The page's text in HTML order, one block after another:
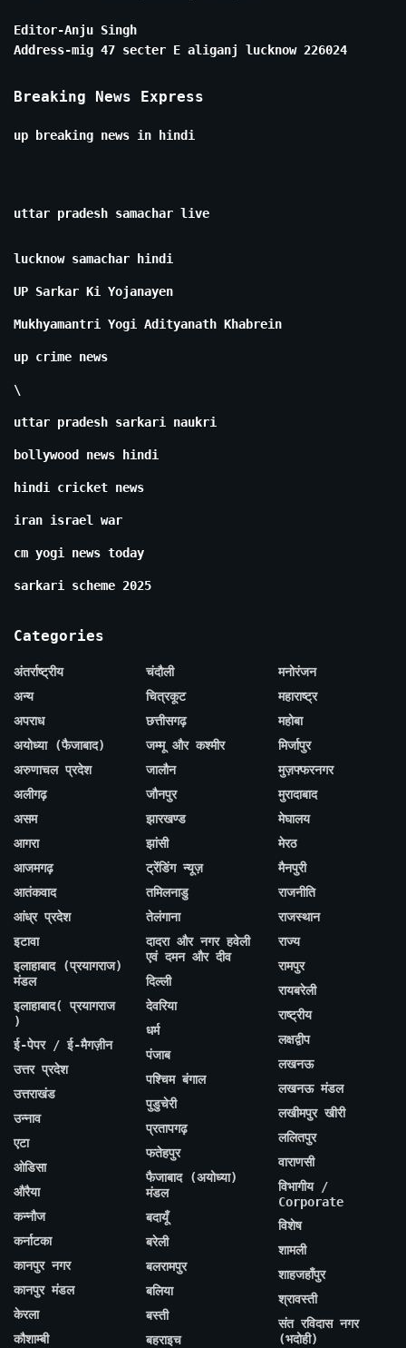
Editor-Anju Singh
Address-mig 47 secter E aliganj lucknow 226024
Breaking News Express
up breaking news in hindi
uttar pradesh samachar live
lucknow samachar hindi
UP Sarkar Ki Yojanayen
Mukhyamantri Yogi Adityanath Khabrein
up crime news
\
uttar pradesh sarkari naukri
bollywood news hindi
hindi cricket news
iran israel war
cm yogi news today
sarkari scheme 2025
Categories
अंतर्राष्ट्रीय
अन्य
अपराध
अयोध्या (फैजाबाद)
अरुणाचल प्रदेश
अलीगढ़
असम
आगरा
आजमगढ़
आतंकवाद
आंध्र प्रदेश
इटावा
इलाहाबाद (प्रयागराज)
मंडल
इलाहाबाद( प्रयागराज
)
ई-पेपर / ई-मैगज़ीन
उत्तर प्रदेश
उत्तराखंड
उन्नाव
एटा
ओडिसा
औरैया
कन्नौज
कर्नाटका
कानपुर नगर
कानपुर मंडल
केरला
कौशाम्बी
चंदौली
चित्रकूट
छत्तीसगढ़
जम्मू और कश्मीर
जालौन
जौनपुर
झारखण्ड
झांसी
ट्रेंडिंग न्यूज़
तमिलनाडु
तेलंगाना
दादरा और नगर हवेली
एवं दमन और दीव
दिल्ली
देवरिया
धर्म
पंजाब
पश्चिम बंगाल
पुडुचेरी
प्रतापगढ़
फतेहपुर
फैजाबाद (अयोध्या)
मंडल
बदायूँ
बरेली
बलरामपुर
बलिया
बस्ती
बहराइच
मनोरंजन
महाराष्ट्र
महोबा
मिर्जापुर
मुज़फ्फरनगर
मुरादाबाद
मेघालय
मेरठ
मैनपुरी
राजनीति
राजस्थान
राज्य
रामपुर
रायबरेली
राष्ट्रीय
लक्षद्वीप
लखनऊ
लखनऊ मंडल
लखीमपुर खीरी
ललितपुर
वाराणसी
विभागीय /
Corporate
विशेष
शामली
शाहजहाँपुर
श्रावस्ती
संत रविदास नगर
(भदोही)